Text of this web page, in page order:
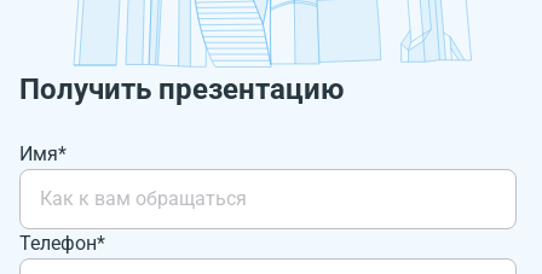
Получить презентацию
Имя*
Телефон*